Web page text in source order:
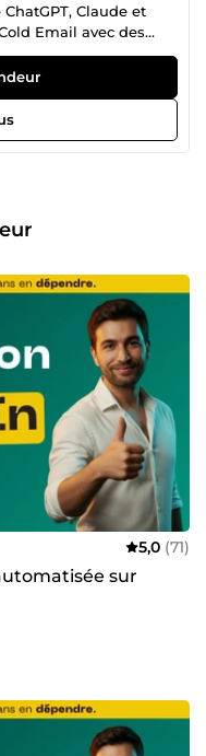
Claude et
agence. ↳
être mieux référencé
en B2B. ↳
pour
24h/24. 👋
tout, le plus
visibles et
des
: Ekilibre,
des coûts
vraiment. ↳ Sites
(SEO +
coûts. ↳
gérer en interne le
et ne convertit plus.
bases pour
qui
5,0 (71)
sur